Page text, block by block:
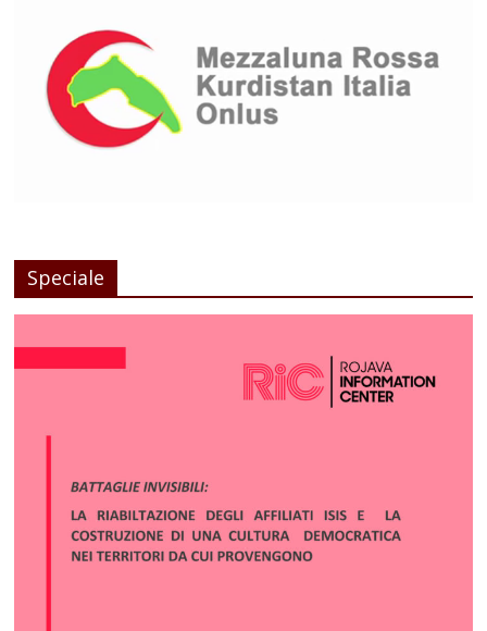
Speciale